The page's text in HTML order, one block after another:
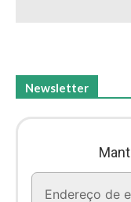
Newsletter